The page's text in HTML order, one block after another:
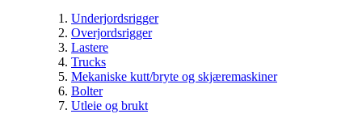
Underjordsrigger
Overjordsrigger
Lastere
Trucks
Mekaniske kutt/bryte og skjæremaskiner
Bolter
Utleie og brukt